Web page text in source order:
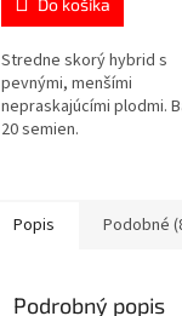
Do košíka
Stredne skorý hybrid s
pevnými, menšími
nepraskajúcími plodmi.
20 semien.
Popis Podobné
Podrobný popis